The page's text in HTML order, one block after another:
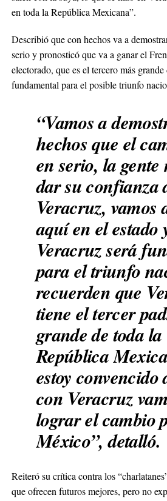
en toda la República Mexicana”.
Describió que con hechos va a
serio y pronosticó que va a ganar el
electorado, que es el tercero más grande
fundamental para el posible triunfo
“Vamos a
hechos que el
en serio, la gente
dar su confianza
Veracruz, vamos
aquí en el estado
Veracruz será
para el triunfo
recuerden que
tiene el tercer
grande de toda la
República
estoy convencido
con Veracruz
lograr el cambio
México”, detalló.
Reiteró su crítica contra los
que ofrecen futuros mejores, pero no